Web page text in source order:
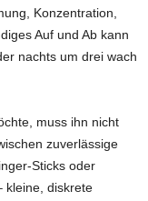
Konzentration,
Auf und Ab kann
nachts um drei wach
muss ihn nicht
zuverlässige
Sticks oder
kleine, diskrete